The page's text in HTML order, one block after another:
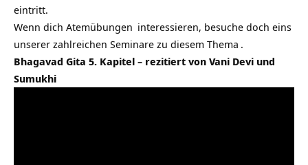
eintritt.
Wenn dich Atemübungen interessieren, besuche doch eins
unserer zahlreichen Seminare zu diesem Thema .
Bhagavad Gita 5. Kapitel – rezitiert von Vani Devi und
Sumukhi